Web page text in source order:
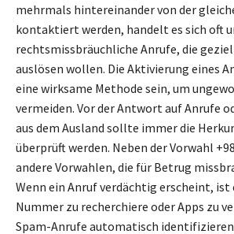
mehrmals hintereinander von der
kontaktiert werden, handelt es sich oft
rechtsmissbräuchliche Anrufe, die
auslösen wollen. Die Aktivierung eines
eine wirksame Methode sein, um
vermeiden. Vor der Antwort auf Anrufe
aus dem Ausland sollte immer die
überprüft werden. Neben der Vorwahl
andere Vorwahlen, die für Betrug
Wenn ein Anruf verdächtig erscheint, ist
Nummer zu recherchiere oder Apps zu
Spam-Anrufe automatisch